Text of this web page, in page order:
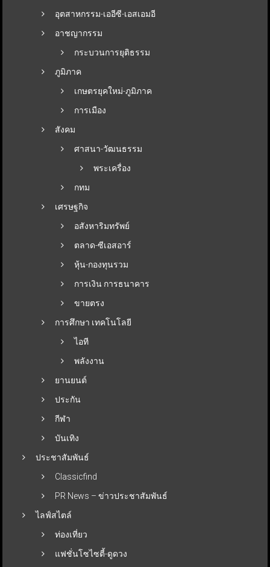
อุตสาหกรรม-เออีซี-เอสเอมอี
อาชญากรรม
กระบวนการยุติธรรม
ภูมิภาค
เกษตรยุคใหม่-ภูมิภาค
การเมือง
สังคม
ศาสนา-วัฒนธรรม
พระเครื่อง
กทม
เศรษฐกิจ
อสังหาริมทรัพย์
ตลาด-ซีเอสอาร์
หุ้น-กองทุนรวม
การเงิน การธนาคาร
ขายตรง
การศึกษา เทคโนโลยี
ไอที
พลังงาน
ยานยนต์
ประกัน
กีฬา
บันเทิง
ประชาสัมพันธ์
Classicfind
PR News – ข่าวประชาสัมพันธ์
ไลฟ์สไตล์
ท่องเที่ยว
แฟชั่นโซไซตี้-ดูดวง